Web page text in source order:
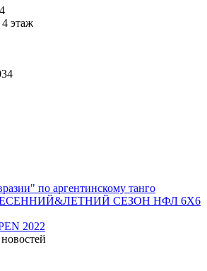
этаж
по аргентинскому танго
СЕЗОН НФЛ 6Х6
2022